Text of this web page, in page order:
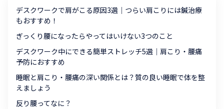
デスクワークで肩がこる原因3選｜つらい肩こりには鍼治療
もおすすめ！
ぎっくり腰になったらやってはいけない3つのこと
デスクワーク中にできる簡単ストレッチ5選｜肩こり・腰痛
予防におすすめ
睡眠と肩こり・腰痛の深い関係とは？質の良い睡眠で体を整
えましょう
反り腰ってなに？